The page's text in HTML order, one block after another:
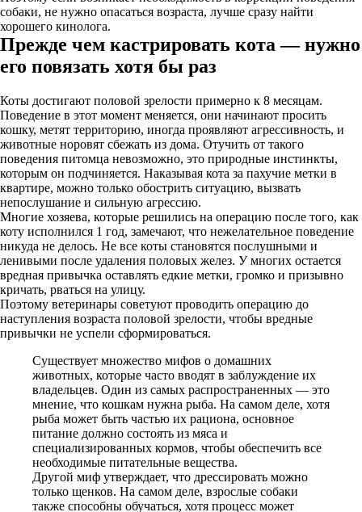
собаки, не нужно опасаться возраста, лучше сразу найти
хорошего кинолога.
Прежде чем кастрировать кота — нужно
его повязать хотя бы раз
Коты достигают половой зрелости примерно к 8 месяцам.
Поведение в этот момент меняется, они начинают просить
кошку, метят территорию, иногда проявляют агрессивность, и
животные норовят сбежать из дома. Отучить от такого
поведения питомца невозможно, это природные инстинкты,
которым он подчиняется. Наказывая кота за пахучие метки в
квартире, можно только обострить ситуацию, вызвать
непослушание и сильную агрессию.
Многие хозяева, которые решились на операцию после того, как
коту исполнился 1 год, замечают, что нежелательное поведение
никуда не делось. Не все коты становятся послушными и
ленивыми после удаления половых желез. У многих остается
вредная привычка оставлять едкие метки, громко и призывно
кричать, рваться на улицу.
Поэтому ветеринары советуют проводить операцию до
наступления возраста половой зрелости, чтобы вредные
привычки не успели сформироваться.
Существует множество мифов о домашних
животных, которые часто вводят в заблуждение их
владельцев. Один из самых распространенных — это
мнение, что кошкам нужна рыба. На самом деле, хотя
рыба может быть частью их рациона, основное
питание должно состоять из мяса и
специализированных кормов, чтобы обеспечить все
необходимые питательные вещества.
Другой миф утверждает, что дрессировать можно
только щенков. На самом деле, взрослые собаки
также способны обучаться, хотя процесс может